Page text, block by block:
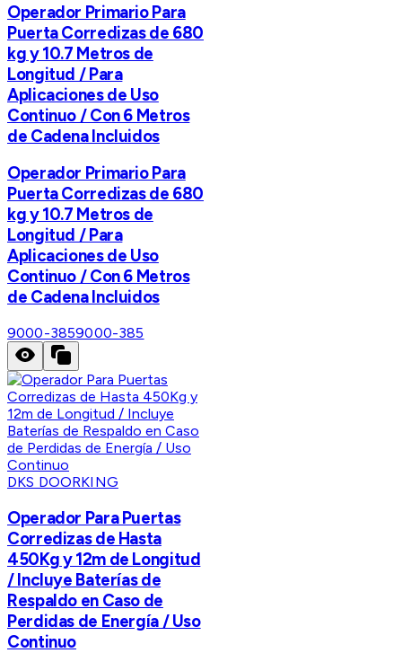
Operador Primario Para
Puerta Corredizas de 680
kg y 10.7 Metros de
Longitud / Para
Aplicaciones de Uso
Continuo / Con 6 Metros
de Cadena Incluidos
Operador Primario Para
Puerta Corredizas de 680
kg y 10.7 Metros de
Longitud / Para
Aplicaciones de Uso
Continuo / Con 6 Metros
de Cadena Incluidos
9000-3859000-385
DKS DOORKING
Operador Para Puertas
Corredizas de Hasta
450Kg y 12m de Longitud
/ Incluye Baterías de
Respaldo en Caso de
Perdidas de Energía / Uso
Continuo